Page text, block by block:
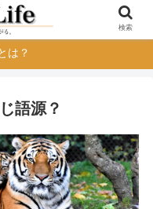
は？
語源？
検索